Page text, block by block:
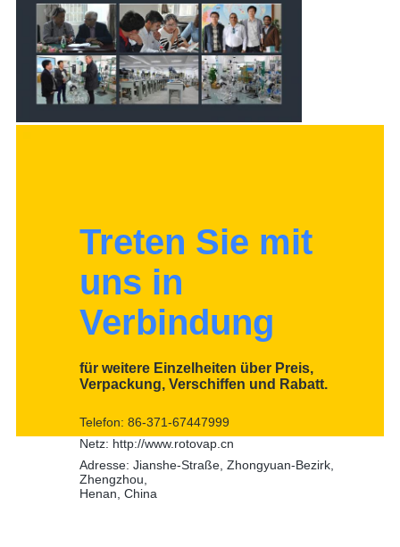
Treten Sie mit
uns in
Verbindung
für weitere Einzelheiten über Preis,
Verpackung, Verschiffen und Rabatt.
Telefon: 86-371-67447999
Netz: http://www.rotovap.cn
Adresse: Jianshe-Straße, Zhongyuan-Bezirk,
Zhengzhou,
Henan, China